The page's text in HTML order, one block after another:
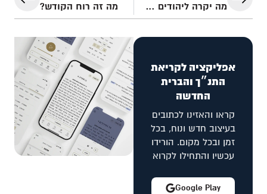
מה יקרה ליהודים שאינם מאמינים בישוע, בייחוד אלו שמעולם לא שמעו אודותיו? מה זה רוח הקודש?
אפליקציה לקריאת
התנ״ך והברית
החדשה
קראו והאזינו לכתובים
בעיצוב חדש ונוח, בכל
זמן ובכל מקום. הורידו
עכשיו והתחילו לקרוא
Google Play